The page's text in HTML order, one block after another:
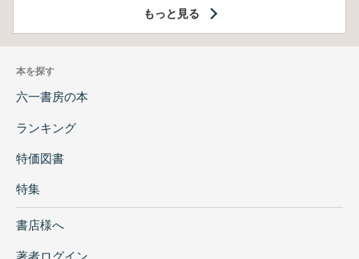
もっと見る
本を探す
六一書房の本
ランキング
特価図書
特集
書店様へ
著者ログイン